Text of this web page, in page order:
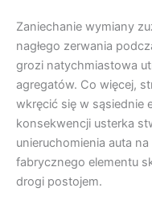
Zaniechanie wymiany
nagłego zerwania
grozi natychmiastowa
agregatów. Co więcej,
wkręcić się w sąsiednie
konsekwencji usterka
unieruchomienia auta
fabrycznego elementu
drogi postojem.